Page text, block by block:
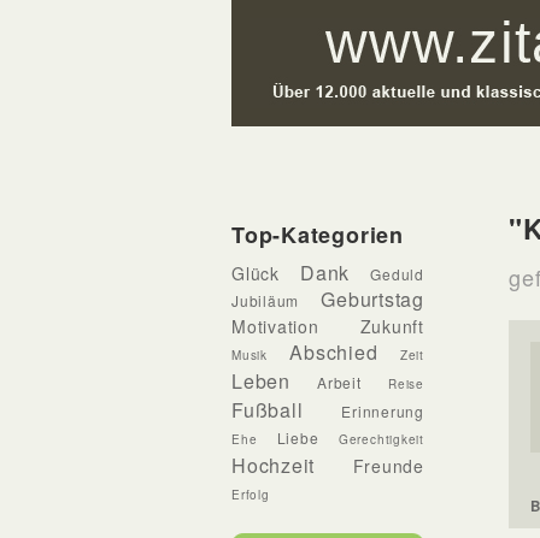
Top-Kategorien
Glück Dank
Geduld
Jubiläum
Geburtstag
Motivation Zukunft
Musik Abschied Zeit
Leben Arbeit Reise
Fußball Erinnerung
Ehe Liebe Gerechtigkeit
Hochzeit Freunde
Erfolg